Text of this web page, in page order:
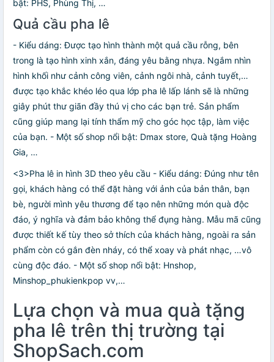
bật: PHS, Phùng Thị, …
Quả cầu pha lê
- Kiểu dáng: Được tạo hình thành một quả cầu rỗng, bên
trong là tạo hình xinh xắn, đáng yêu bằng nhựa. Ngắm nhìn
hình khối như cảnh công viên, cảnh ngôi nhà, cảnh tuyết,…
được tạo khắc khéo léo qua lớp pha lê lấp lánh sẽ là những
giây phút thư giãn đầy thú vị cho các bạn trẻ. Sản phẩm
cũng giúp mang lại tính thẩm mỹ cho góc học tập, làm việc
của bạn. - Một số shop nổi bật: Dmax store, Quà tặng Hoàng
Gia, …
<3>Pha lê in hình 3D theo yêu cầu - Kiểu dáng: Đúng như tên
gọi, khách hàng có thể đặt hàng với ảnh của bản thân, bạn
bè, người mình yêu thương để tạo nên những món quà độc
đáo, ý nghĩa và đảm bảo không thể đụng hàng. Mẫu mã cũng
được thiết kế tùy theo sở thích của khách hàng, ngoài ra sản
phẩm còn có gắn đèn nháy, có thể xoay và phát nhạc, …vô
cùng độc đáo. - Một số shop nổi bật: Hnshop,
Minshop_phukienkpop vv,…
Lựa chọn và mua quà tặng
pha lê trên thị trường tại
ShopSach.com